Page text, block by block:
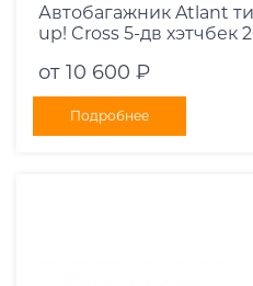
Автобагажник Atlant
up! Cross 5-дв хэтчбек
от 10 600 ₽
Подробнее